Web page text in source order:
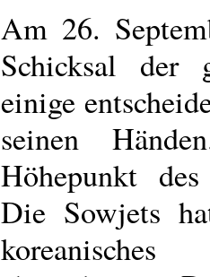
Am 26.
Schicksal der
einige
seinen
Höhepunkt
Die Sowjets